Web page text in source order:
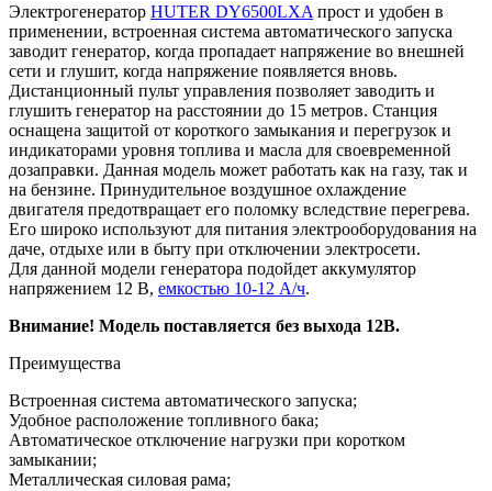
Электрогенератор HUTER DY6500LXA прост и удобен в
применении, встроенная система автоматического запуска
заводит генератор, когда пропадает напряжение во внешней
сети и глушит, когда напряжение появляется вновь.
Дистанционный пульт управления позволяет заводить и
глушить генератор на расстоянии до 15 метров. Станция
оснащена защитой от короткого замыкания и перегрузок и
индикаторами уровня топлива и масла для своевременной
дозаправки. Данная модель может работать как на газу, так и
на бензине. Принудительное воздушное охлаждение
двигателя предотвращает его поломку вследствие перегрева.
Его широко используют для питания электрооборудования на
даче, отдыхе или в быту при отключении электросети.
Для данной модели генератора подойдет аккумулятор
напряжением 12 В, емкостью 10-12 А/ч.
Внимание! Модель поставляется без выхода 12В.
Преимущества
Встроенная система автоматического запуска;
Удобное расположение топливного бака;
Автоматическое отключение нагрузки при коротком
замыкании;
Металлическая силовая рама;